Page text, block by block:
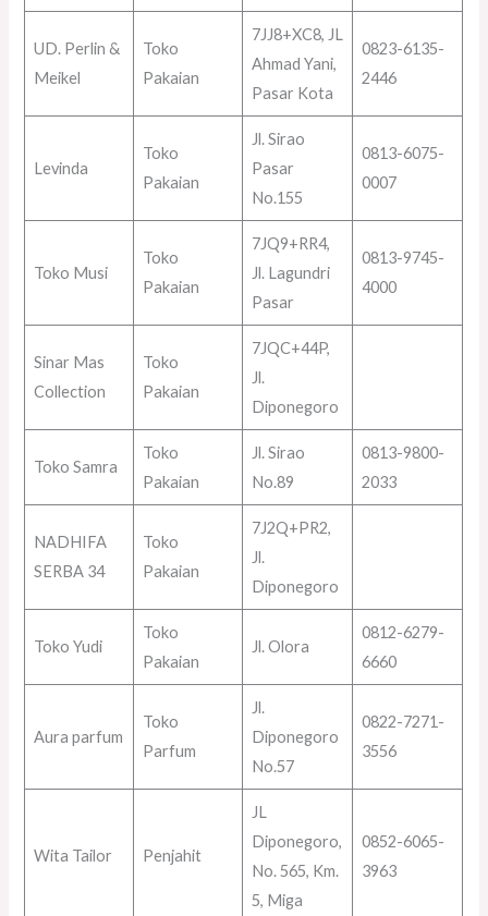
UD. Perlin &
Meikel
Toko
Pakaian
7JJ8+XC8, JL
Ahmad Yani,
Pasar Kota
0823-6135-
2446
Levinda
Toko
Pakaian
Jl. Sirao
Pasar
No.155
0813-6075-
0007
Toko Musi
Toko
Pakaian
7JQ9+RR4,
Jl. Lagundri
Pasar
0813-9745-
4000
Sinar Mas
Collection
Toko
Pakaian
7JQC+44P,
Jl.
Diponegoro
Toko Samra
Toko
Pakaian
Jl. Sirao
No.89
0813-9800-
2033
NADHIFA
SERBA 34
Toko
Pakaian
7J2Q+PR2,
Jl.
Diponegoro
Toko Yudi
Toko
Pakaian
Jl. Olora
0812-6279-
6660
Aura parfum
Toko
Parfum
Jl.
Diponegoro
No.57
0822-7271-
3556
Wita Tailor Penjahit
JL
Diponegoro,
No. 565, Km.
5, Miga
0852-6065-
3963